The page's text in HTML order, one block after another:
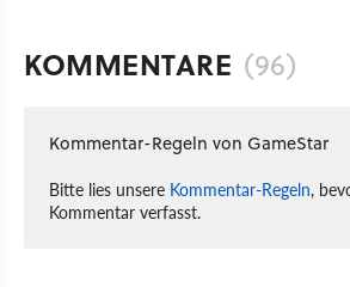
KOMMENTARE (96)
Kommentar-Regeln von GameStar
Bitte lies unsere Kommentar-Regeln,
Kommentar verfasst.